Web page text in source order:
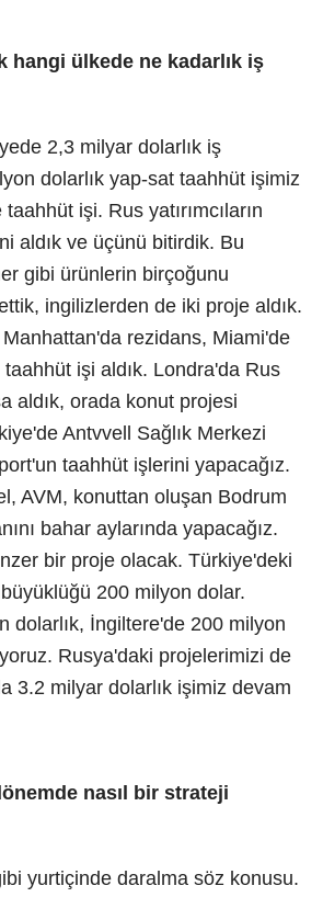
hangi ülkede ne kadarlık iş
2,3 milyar dolarlık iş
dolarlık yap-sat taahhüt işimiz
işi. Rus yatırımcıların
aldık ve üçünü bitirdik. Bu
gibi ürünlerin birçoğunu
ingilizlerden de iki proje aldık.
rezidans, Miami'de
işi aldık. Londra'da Rus
aldık, orada konut projesi
Antvvell Sağlık Merkezi
taahhüt işlerini yapacağız.
AVM, konuttan oluşan Bodrum
bahar aylarında yapacağız.
bir proje olacak. Türkiye'deki
200 milyon dolar.
dolarlık, İngiltere'de 200 milyon
Rusya'daki projelerimizi de
3.2 milyar dolarlık işimiz devam
nasıl bir strateji
yurtiçinde daralma söz konusu.